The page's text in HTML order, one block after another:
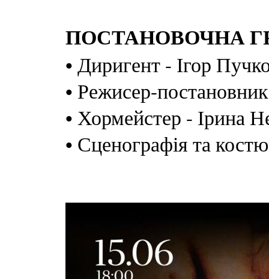
ПОСТАНОВОЧНА
• Диригент - Ігор
• Режисер-
• Хормейстер - Ірина
• Сценографія та